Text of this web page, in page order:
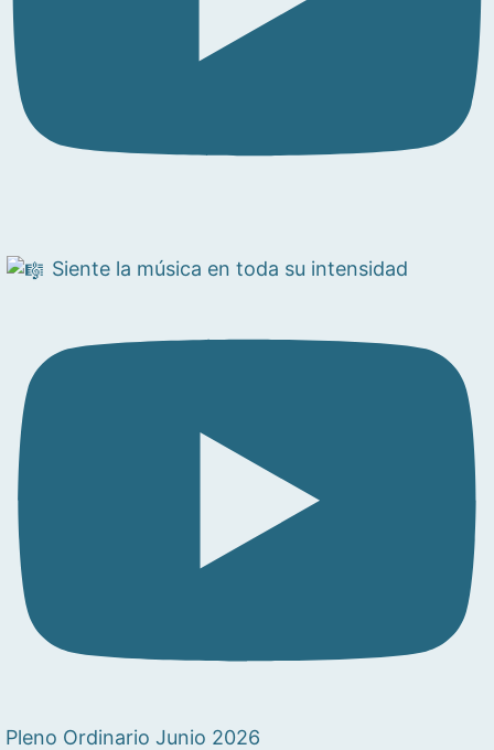
Siente la música en toda su intensidad
Pleno Ordinario Junio 2026